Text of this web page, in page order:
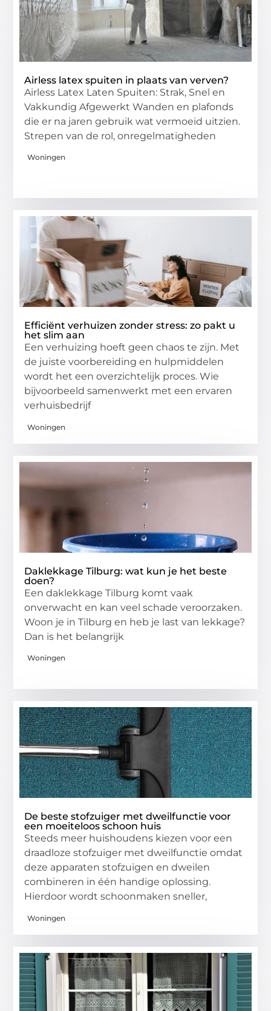
Airless latex spuiten in plaats van verven?
Airless Latex Laten Spuiten: Strak, Snel en
Vakkundig Afgewerkt Wanden en plafonds
die er na jaren gebruik wat vermoeid uitzien.
Strepen van de rol, onregelmatigheden
Woningen
Efficiënt verhuizen zonder stress: zo pakt u
het slim aan
Een verhuizing hoeft geen chaos te zijn. Met
de juiste voorbereiding en hulpmiddelen
wordt het een overzichtelijk proces. Wie
bijvoorbeeld samenwerkt met een ervaren
verhuisbedrijf
Woningen
Daklekkage Tilburg: wat kun je het beste
doen?
Een daklekkage Tilburg komt vaak
onverwacht en kan veel schade veroorzaken.
Woon je in Tilburg en heb je last van lekkage?
Dan is het belangrijk
Woningen
De beste stofzuiger met dweilfunctie voor
een moeiteloos schoon huis
Steeds meer huishoudens kiezen voor een
draadloze stofzuiger met dweilfunctie omdat
deze apparaten stofzuigen en dweilen
combineren in één handige oplossing.
Hierdoor wordt schoonmaken sneller,
Woningen